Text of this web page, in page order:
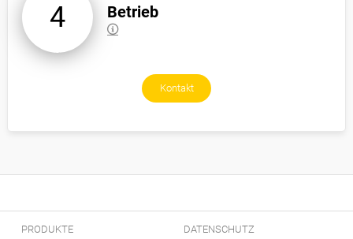
4 Betrieb
Kontakt
PRODUKTE
DATENSCHUTZ